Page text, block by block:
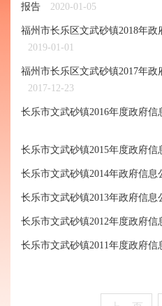
报告
2020-01-05
福州市长乐区文武砂镇2018年
2019-01-01
福州市长乐区文武砂镇2017年
2017-12-23
长乐市文武砂镇2016年度政府信
长乐市文武砂镇2015年度政府信
长乐市文武砂镇2014年政府信息
长乐市文武砂镇2013年政府信息
长乐市文武砂镇2012年度政府信
长乐市文武砂镇2011年度政府信